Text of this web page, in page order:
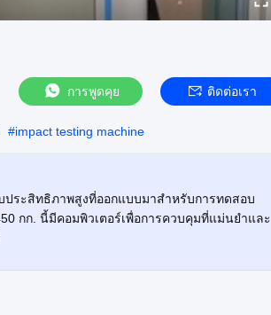
การพูดคุย ติดต่อเรา
#impact testing machine
ระสิทธิภาพสูงที่ออกแบบมาสำหรับการทดสอบ
กก. นี้มีคอมพิวเตอร์เพื่อการควบคุมที่แม่นยำและ